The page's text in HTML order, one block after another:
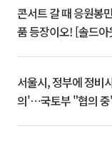
콘서트 갈 때 응원봉
품 등장이오! [솔드아
서울시, 정부에 정비
의'⋯국토부 "협의